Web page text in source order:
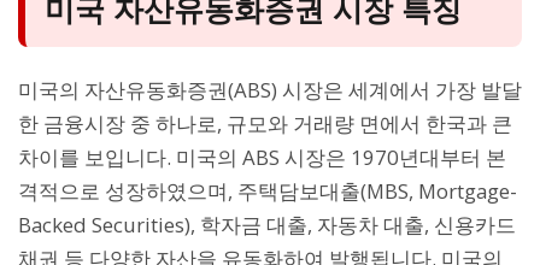
미국 자산유동화증권 시장 특징
미국의 자산유동화증권(ABS) 시장은 세계에서 가장 발달
한 금융시장 중 하나로, 규모와 거래량 면에서 한국과 큰
차이를 보입니다. 미국의 ABS 시장은 1970년대부터 본
격적으로 성장하였으며, 주택담보대출(MBS, Mortgage-
Backed Securities), 학자금 대출, 자동차 대출, 신용카드
채권 등 다양한 자산을 유동화하여 발행됩니다. 미국의